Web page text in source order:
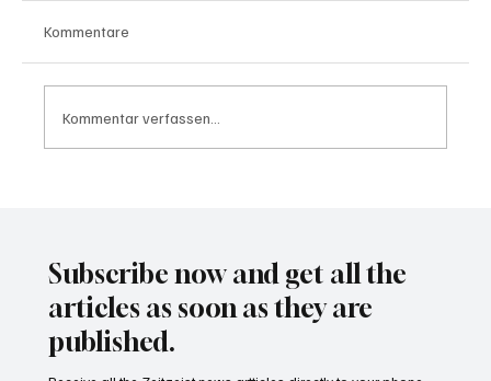
Kommentare
Kommentar verfassen...
Subscribe now and get all the
articles as soon as they are
published.